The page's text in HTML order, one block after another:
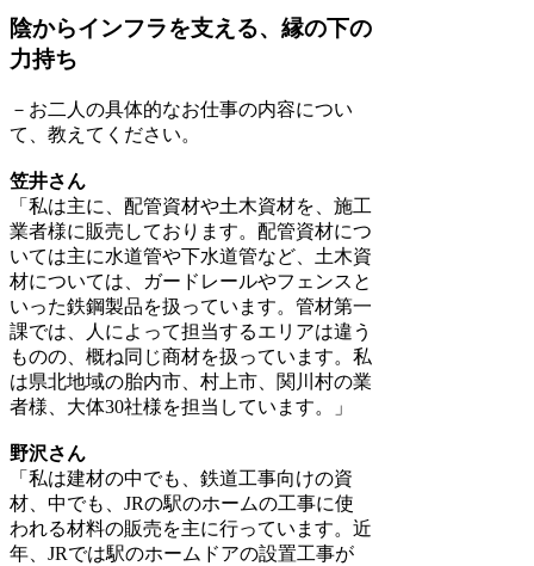
陰からインフラを支える、縁の下の
力持ち
－お二人の具体的なお仕事の内容につい
て、教えてください。
笠井さん
「私は主に、配管資材や土木資材を、施工
業者様に販売しております。配管資材につ
いては主に水道管や下水道管など、土木資
材については、ガードレールやフェンスと
いった鉄鋼製品を扱っています。管材第一
課では、人によって担当するエリアは違う
ものの、概ね同じ商材を扱っています。私
は県北地域の胎内市、村上市、関川村の業
者様、大体30社様を担当しています。」
野沢さん
「私は建材の中でも、鉄道工事向けの資
材、中でも、JRの駅のホームの工事に使
われる材料の販売を主に行っています。近
年、JRでは駅のホームドアの設置工事が